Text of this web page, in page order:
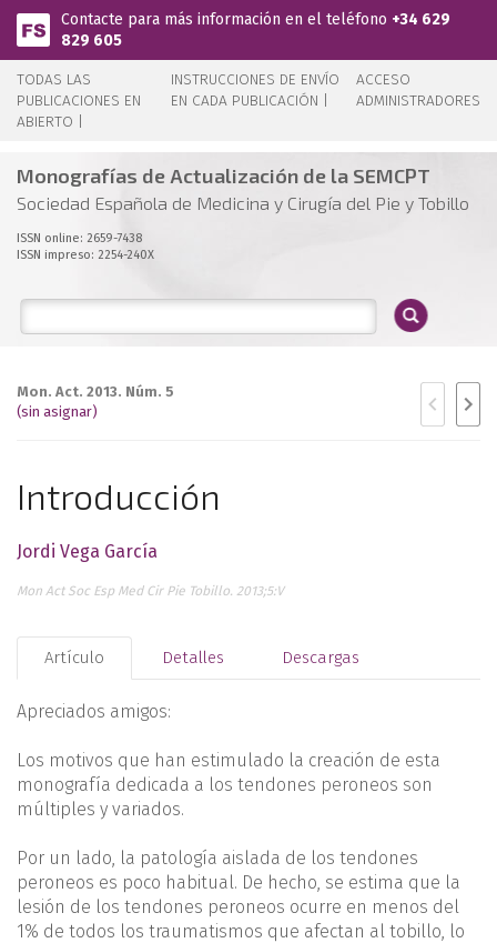
Pasar al contenido principal
Contacte para más información en el teléfono +34 629
829 605
TODAS LAS
PUBLICACIONES EN
ABIERTO |
INSTRUCCIONES DE ENVÍO
EN CADA PUBLICACIÓN |
ACCESO
ADMINISTRADORES
Monografías de Actualización de la SEMCPT
Sociedad Española de Medicina y Cirugía del Pie y Tobillo
ISSN online: 2659-7438
ISSN impreso: 2254-240X
Mon. Act. 2013. Núm. 5
(sin asignar)
Introducción
Jordi Vega García
Mon Act Soc Esp Med Cir Pie Tobillo. 2013;5:V
Artículo Detalles Descargas
Apreciados amigos:
Los motivos que han estimulado la creación de esta
monografía dedicada a los tendones peroneos son
múltiples y variados.
Por un lado, la patología aislada de los tendones
peroneos es poco habitual. De hecho, se estima que la
lesión de los tendones peroneos ocurre en menos del
1% de todos los traumatismos que afectan al tobillo, lo